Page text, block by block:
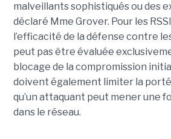
malveillants sophistiqués ou des
déclaré Mme Grover. Pour les
l’efficacité de la défense contre
peut pas être évaluée
blocage de la compromission
doivent également limiter la
qu’un attaquant peut mener une
dans le réseau.